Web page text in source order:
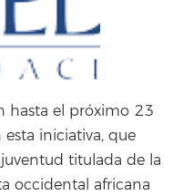
hasta el próximo 23
iniciativa, que
titulada de la
occidental africana